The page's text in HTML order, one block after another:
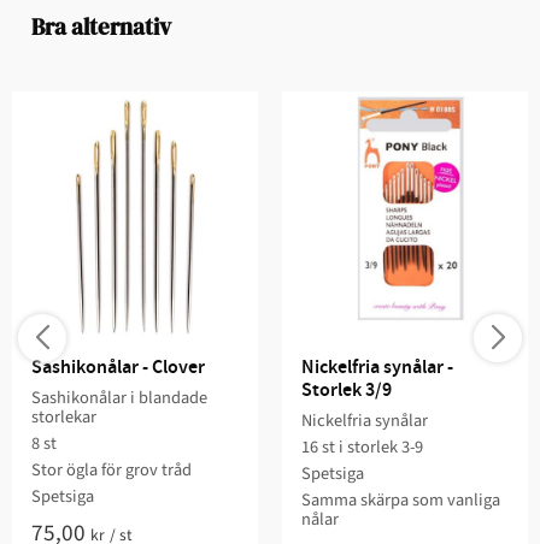
Bra alternativ
Sashikonålar - Clover
Sashikonålar i blandade
storlekar
8 st
Stor ögla för grov tråd
Spetsiga
75,00 kr /st
Nickelfria synålar -
Storlek 3/9
Nickelfria synålar
16 st i storlek 3-9
Spetsiga
Samma skärpa som vanliga
nålar